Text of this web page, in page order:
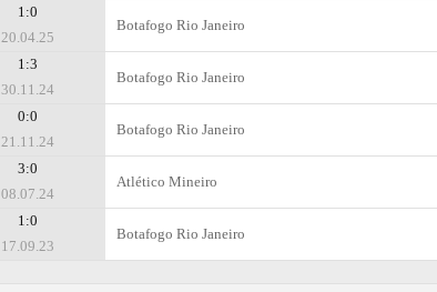
1:0
20.04.25
Botafogo Rio Janeiro
1:3
30.11.24
Botafogo Rio Janeiro
0:0
21.11.24
Botafogo Rio Janeiro
3:0
08.07.24
Atlético Mineiro
1:0
17.09.23
Botafogo Rio Janeiro